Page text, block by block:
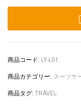
商品コード: LY-L01
商品カテゴリー: スーツケ
商品タグ: TRAVEL